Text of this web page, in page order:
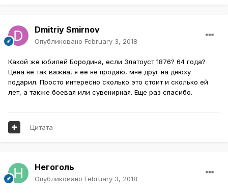
Dmitriy Smirnov
Опубликовано February 3, 2018
Какой же юбилей Бородина, если Златоуст 1876? 64 года?
Цена не так важна, я ее не продаю, мне друг на днюху
подарил. Просто интересно сколько это стоит и сколько ей
лет, а также боевая или сувенирная. Еще раз спасибо.
Цитата
Негоголь
Опубликовано February 3, 2018